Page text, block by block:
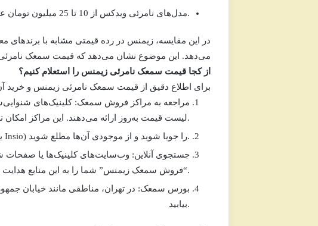
مدل‌های نامرئی ویدکس از 10 تا 25 میلیون تومان عرضه می‌شوند.
در این مقایسه، زیمنس در رده قیمتی مشابه با برندهای
می‌دهد. این موضوع نشان می‌دهد که قیمت سمعک
از کجا قیمت سمعک نامرئی زیمنس را استعلام کنیم؟
برای اطلاع دقیق از قیمت سمعک نامرئی زیمنس و خرید
مراجعه به مراکز فروش سمعک: کلینیک‌های
لیست قیمت به‌روز ارائه می‌دهند. این مراکز امکان تست شنوایی و امتحان سمعک را نیز فراهم می‌کنند.
، می‌توانید قیمت مدل موردنظر خود (مثلاً Silk یا Insio) را جویا شوید و از موجودی آن‌ها مطلع شوید.
جستجوی آنلاین: وب‌سایت‌های کلینیک‌ها یا صفحات
“فروش سمعک زیمنس”شما را به این منابع هدایت می‌کند.
بورس سمعک: در تهران، مناطقی مانند خیابان
بیابید.